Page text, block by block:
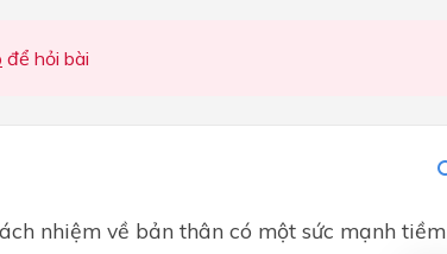
để hỏi bài
nhiệm về bản thân có một sức mạnh tiềm